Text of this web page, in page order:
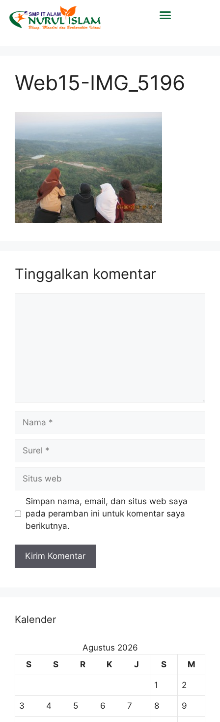
Web15-IMG_5196
Tinggalkan komentar
Simpan nama, email, dan situs web saya
pada peramban ini untuk komentar saya
berikutnya.
Kalender
Agustus 2026
S
S R K J S M
1 2
3 4 5 6 7 8 9